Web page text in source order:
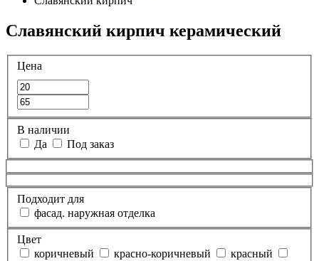
Славянский кирпич керамический
Цена
В наличии
Да
Под заказ
Подходит для
фасад. наружная отделка
Цвет
коричневый
красно-коричневый
красный